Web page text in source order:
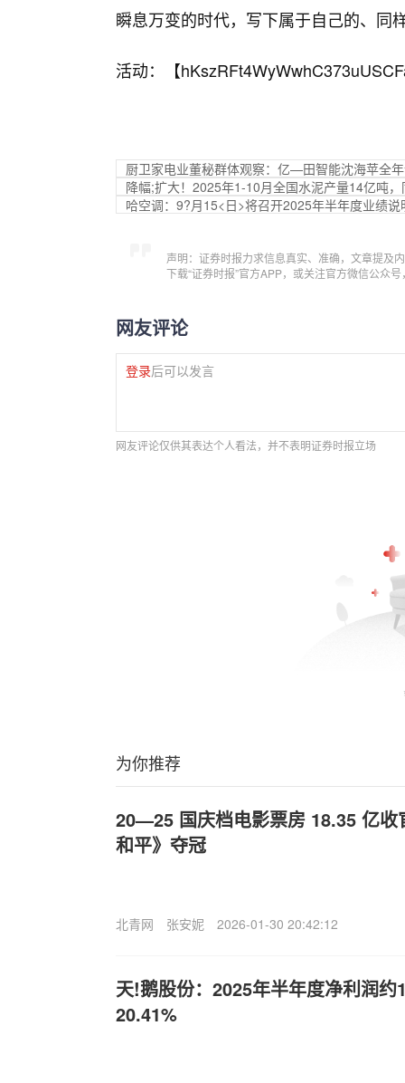
瞬息万变的时代，写下属于自己的、同
活动：【
厨卫家电业董秘群体观察：亿—田智能沈海苹全
降幅;扩大！2025年1-10月全国水泥产量14亿吨
哈空调：9?月15<日>将召开2025年半年度业绩说
声明：证券时报力求信息真实、准确，文章提及
下载“证券时报”官方APP，或关注官方微信公众
网友评论
登录后可以发言
网友评论仅供其表达个人看法，并不表明证券时报立场
为你推荐
20—25 国庆档电影票房 18.35 亿收
和平》夺冠
北青网 张安妮 2026-01-30 20:42:12
天!鹅股份：2025年半年度净利润约
20.41%